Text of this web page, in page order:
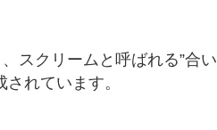
スクリームと呼ばれる”合い
れています。